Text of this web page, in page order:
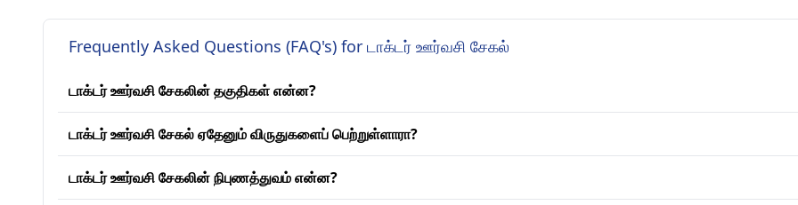
Frequently Asked Questions (FAQ's) for டாக்டர் ஊர்வசி சேகல்
டாக்டர் ஊர்வசி சேகலின் தகுதிகள் என்ன?
டாக்டர் ஊர்வசி சேகல் ஏதேனும் விருதுகளைப் பெற்றுள்ளாரா?
டாக்டர் ஊர்வசி சேகலின் நிபுணத்துவம் என்ன?